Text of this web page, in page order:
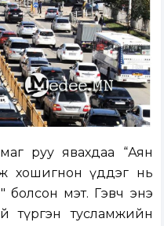
руу явахдаа “Аян
хошигнон үддэг нь
болсон мэт. Гэвч энэ
түргэн тусламжийн